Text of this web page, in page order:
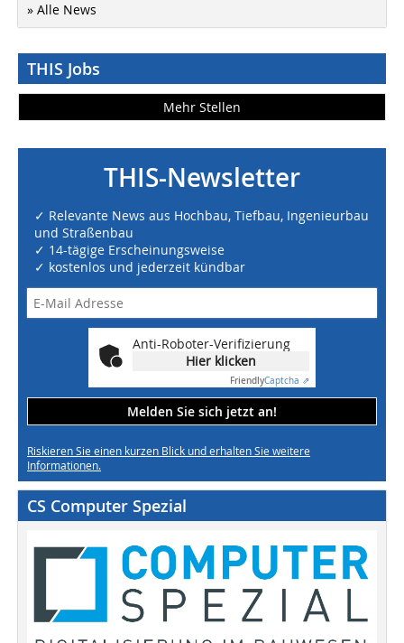
» Alle News
THIS Jobs
Mehr Stellen
THIS-Newsletter
✓ Relevante News aus Hochbau, Tiefbau, Ingenieurbau
und Straßenbau
✓ 14-tägige Erscheinungsweise
✓ kostenlos und jederzeit kündbar
Anti-Roboter-Verifizierung
Hier klicken
FriendlyCaptcha ⇗
Melden Sie sich jetzt an!
Riskieren Sie einen kurzen Blick und erhalten Sie weitere
Informationen.
CS Computer Spezial